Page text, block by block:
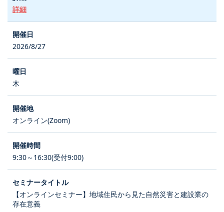
詳細
2026/8/27
木
オンライン(Zoom)
9:30～16:30(受付9:00)
【オンラインセミナー】地域住民から見た自然災害と建設業の
存在意義